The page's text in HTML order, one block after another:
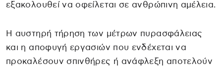
εξακολουθεί να οφείλεται σε ανθρώπινη αμέλεια.
Η αυστηρή τήρηση των μέτρων πυρασφάλειας
και η αποφυγή εργασιών που ενδέχεται να
προκαλέσουν σπινθήρες ή ανάφλεξη αποτελούν